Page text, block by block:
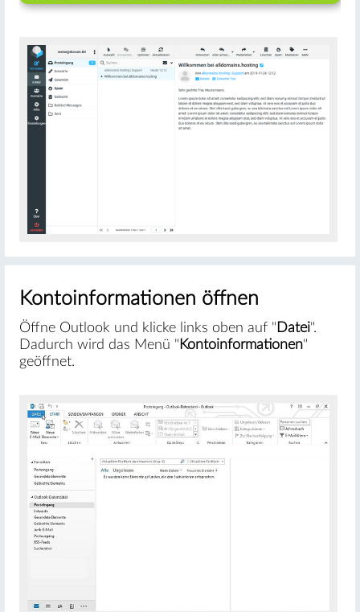
Kontoinformationen öffnen
Öffne Outlook und klicke links oben auf " Datei".
Dadurch wird das Menü " Kontoinformationen"
geöffnet.